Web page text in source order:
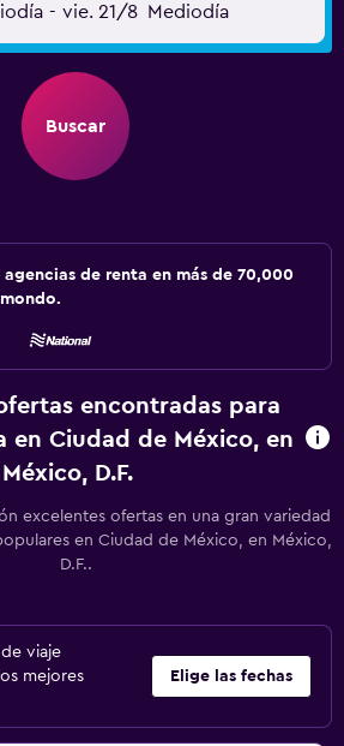
- vie. 21/8 Mediodía
Buscar
agencias de renta en más de 70,000
encontradas para
en Ciudad de México, en
México, D.F.
excelentes ofertas en una gran variedad
en Ciudad de México, en México,
D.F..
viaje
mejores
Elige las fechas